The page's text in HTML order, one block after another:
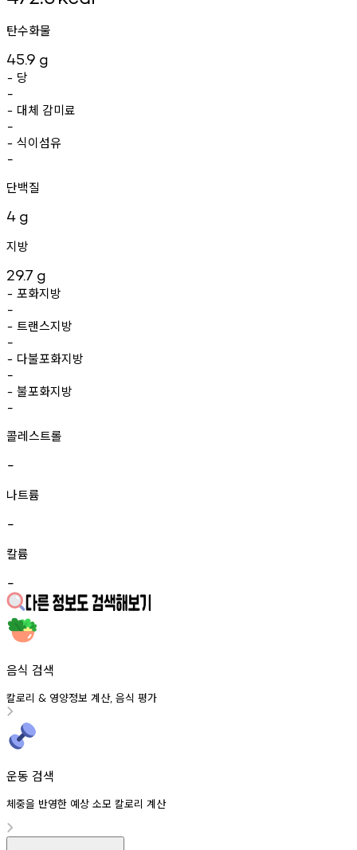
탄수화물
45.9 g
- 당
-
- 대체 감미료
-
- 식이섬유
-
단백질
4 g
지방
29.7 g
- 포화지방
-
- 트랜스지방
-
- 다불포화지방
-
- 불포화지방
-
콜레스트롤
-
나트륨
-
칼륨
-
음식 검색
칼로리 & 영양정보 계산, 음식 평가
운동 검색
체중을 반영한 예상 소모 칼로리 계산